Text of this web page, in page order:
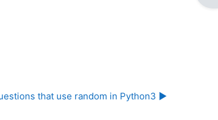
that use random in Python3 ▶︎